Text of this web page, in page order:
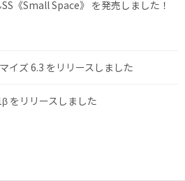
《Small Space》 を発売しました！
イズ 6.3 をリリースしました
をリリースしました